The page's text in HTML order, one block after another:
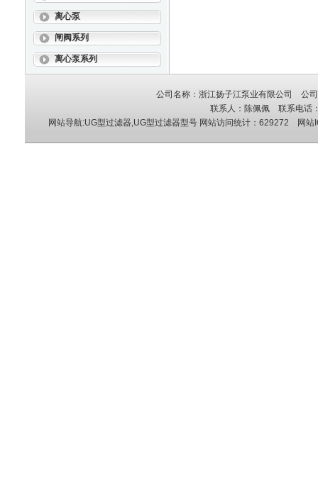
离心泵
闸阀系列
离心泵系列
公司名称：浙江扬子江泵业有限公司 公
联系人：陈佩佩 联系电话
网站导航:UG型过滤器,UG型过滤器型号 网站访问统计：629272 网